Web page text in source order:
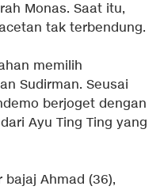
Monas. Saat itu,
tak terbendung.
memilih
Sudirman. Seusai
berjoget dengan
Ayu Ting Ting yang
Ahmad (36),